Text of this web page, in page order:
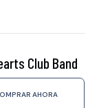
Club Band
AHORA